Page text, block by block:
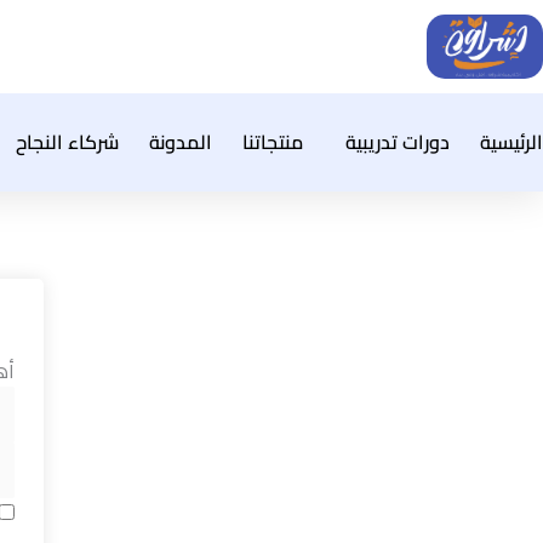
تخطي
إلى
المحتوى
الرئيسية دورات تدريبية منتجاتنا المدونة شركاء النجاح